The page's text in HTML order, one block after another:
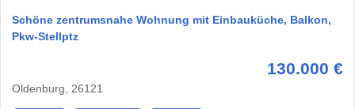
Schöne zentrumsnahe Wohnung mit Einbauküche, Balkon,
Pkw-Stellptz
130.000 €
Oldenburg, 26121